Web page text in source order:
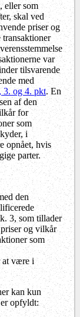
eller som
skal ved
priser og
var
tilsvarende
med
3. og 4. pkt. En
af den
for
som
i
opnået, hvis
parter.
den
3, som tillader
og vilkår
som
at være i
kan kun
opfyldt: